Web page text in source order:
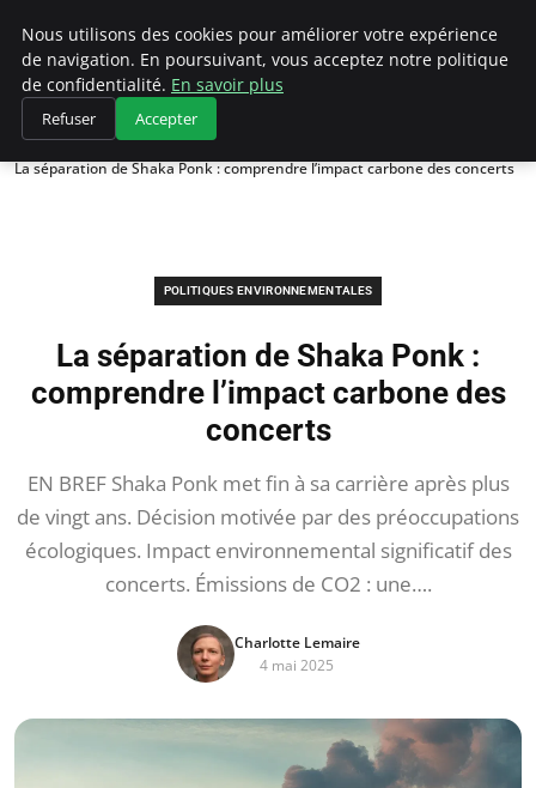
Climategatecountryclub.com
Accueil
Politiques environnementales
La séparation de Shaka Ponk : comprendre l’impact carbone des concerts
POLITIQUES ENVIRONNEMENTALES
La séparation de Shaka Ponk :
comprendre l’impact carbone des
concerts
EN BREF Shaka Ponk met fin à sa carrière après plus
de vingt ans. Décision motivée par des préoccupations
écologiques. Impact environnemental significatif des
concerts. Émissions de CO2 : une….
Charlotte Lemaire
4 mai 2025
Nous utilisons des cookies pour améliorer votre expérience
de navigation. En poursuivant, vous acceptez notre politique
de confidentialité. En savoir plus
Refuser Accepter